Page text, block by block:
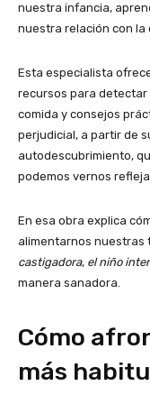
nuestra infancia,
nuestra relación con la
Esta especialista
recursos para detectar
comida y consejos
perjudicial, a partir de
autodescubrimiento,
podemos vernos
En esa obra explica
alimentarnos nuestras
castigadora, el niño
manera sanadora.
Cómo
más